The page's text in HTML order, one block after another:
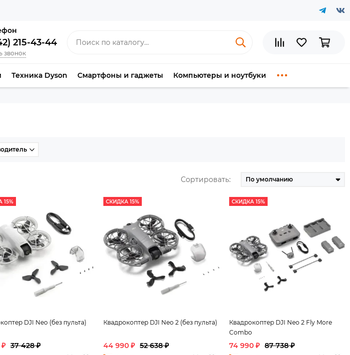
215-43-44
звонок
Техника Dyson Смартфоны и гаджеты Компьютеры и ноутбуки
Сортировать:
15%
DJI Neo (без пульта)
₽ 37 428 ₽
СКИДКА 15%
Квадрокоптер DJI Neo 2 (без пульта)
44 990 ₽ 52 638 ₽
СКИДКА 15%
Квадрокоптер DJI Neo 2 Fly More
Combo
74 990 ₽ 87 738 ₽